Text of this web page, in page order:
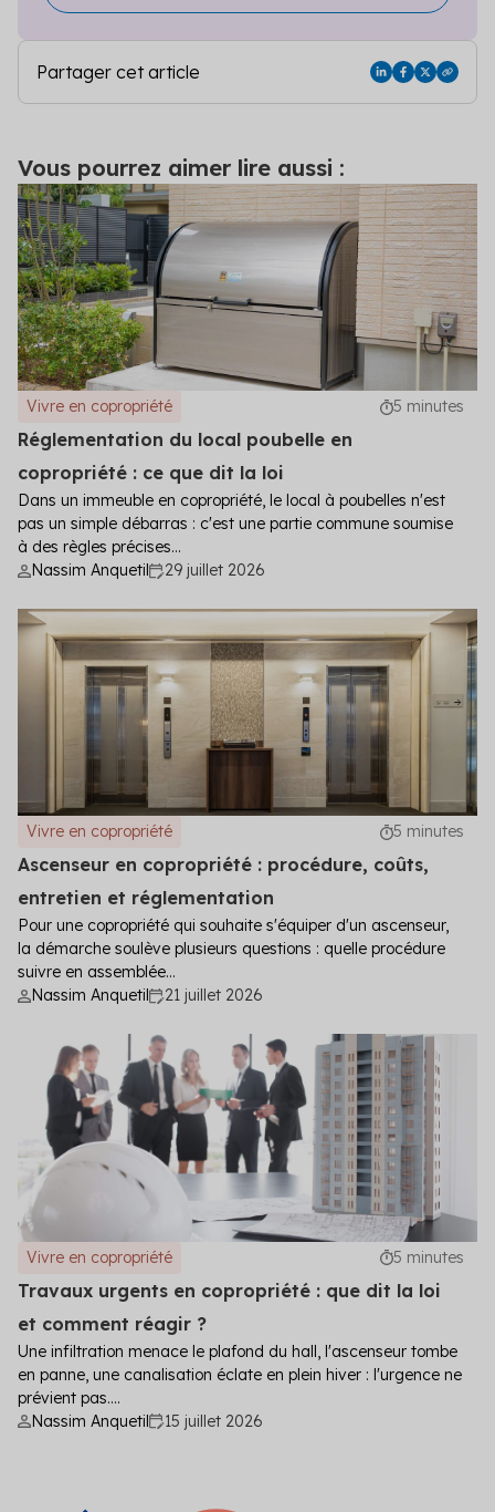
Partager cet article
Vous pourrez aimer lire aussi :
Vivre en copropriété 5 minutes
Réglementation du local poubelle en
copropriété : ce que dit la loi
Dans un immeuble en copropriété, le local à poubelles n'est
pas un simple débarras : c'est une partie commune soumise
à des règles précises...
Nassim Anquetil
29 juillet 2026
Vivre en copropriété 5 minutes
Ascenseur en copropriété : procédure, coûts,
entretien et réglementation
Pour une copropriété qui souhaite s'équiper d'un ascenseur,
la démarche soulève plusieurs questions : quelle procédure
suivre en assemblée...
Nassim Anquetil
21 juillet 2026
Vivre en copropriété 5 minutes
Travaux urgents en copropriété : que dit la loi
et comment réagir ?
Une infiltration menace le plafond du hall, l'ascenseur tombe
en panne, une canalisation éclate en plein hiver : l'urgence ne
prévient pas....
Nassim Anquetil
15 juillet 2026